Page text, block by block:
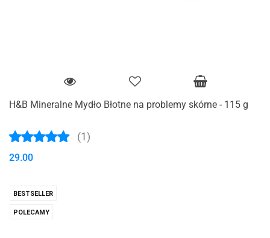
H&B Mineralne Mydło Błotne na problemy skórne - 115 g
(1)
29.00
BESTSELLER
POLECAMY